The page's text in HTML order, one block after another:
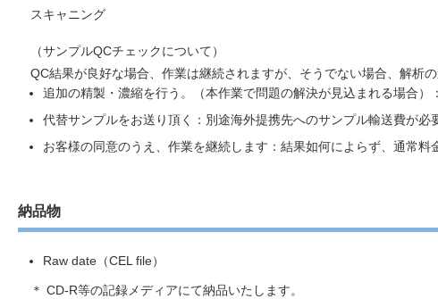
スキャニング
（サンプルQCチェックについて）
QC結果が良好な場合、作業は継続されますが、そうでない場合、解析
追加の精製・濃縮を行う。（本作業で問題の解決が見込まれる場合）
代替サンプルをお送り頂く：別途海外提携先へのサンプル輸送費が必
お客様の同意のうえ、作業を継続します：結果如何によらず、通常料
納品物
Raw date（CEL file）
＊ CD-R等の記録メディアにて納品いたします。